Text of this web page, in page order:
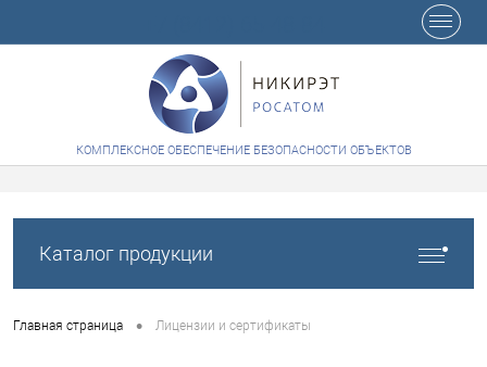
КОМПЛЕКСНОЕ ОБЕСПЕЧЕНИЕ БЕЗОПАСНОСТИ ОБЪЕКТОВ
Каталог продукции
Главная страница • Лицензии и сертификаты